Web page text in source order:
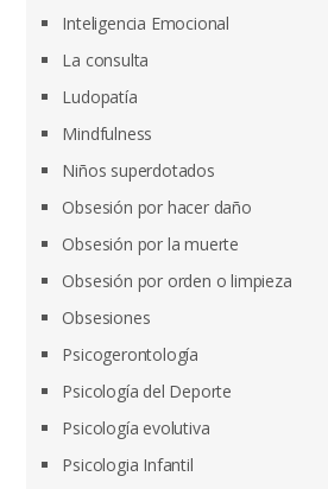
Inteligencia Emocional
La consulta
Ludopatía
Mindfulness
Niños superdotados
Obsesión por hacer daño
Obsesión por la muerte
Obsesión por orden o limpieza
Obsesiones
Psicogerontología
Psicología del Deporte
Psicología evolutiva
Psicologia Infantil